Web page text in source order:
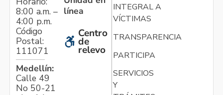
8:00 a.m. –
4:00 p.m.
Código
Postal:
111071
Medellín:
Calle 49
No 50-21
línea
Centro
de
relevo
INTEGRAL A
VÍCTIMAS
TRANSPARENCIA
PARTICIPA
SERVICIOS
Y